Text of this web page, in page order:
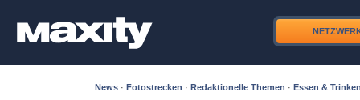
News · Fotostrecken · Redaktionelle Themen · Essen &